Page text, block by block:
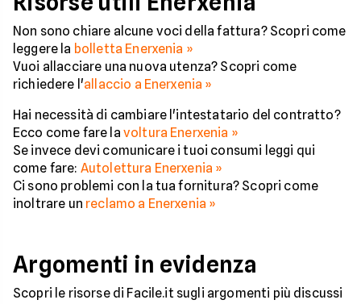
Non sono chiare alcune voci della fattura? Scopri come
leggere la bolletta Enerxenia »
Vuoi allacciare una nuova utenza? Scopri come
richiedere l'allaccio a Enerxenia »
Hai necessità di cambiare l'intestatario del contratto?
Ecco come fare la voltura Enerxenia »
Se invece devi comunicare i tuoi consumi leggi qui
come fare: Autolettura Enerxenia »
Ci sono problemi con la tua fornitura? Scopri come
inoltrare un reclamo a Enerxenia »
Argomenti in evidenza
Scopri le risorse di Facile.it sugli argomenti più discussi